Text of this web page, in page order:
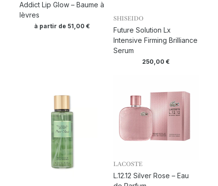
Addict Lip Glow – Baume à
lèvres
à partir de51,00€
SHISEIDO
Future Solution Lx
Intensive Firming Brilliance
Serum
250,00 €
LACOSTE
L.12.12 Silver Rose – Eau